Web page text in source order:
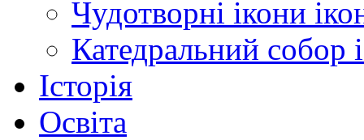
Чудотворні ікони
Катедральний собор
Історія
Освіта